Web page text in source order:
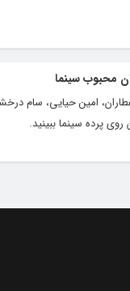
محبوب سینما
امین حیایی، سام
پرده سینما ببینید.